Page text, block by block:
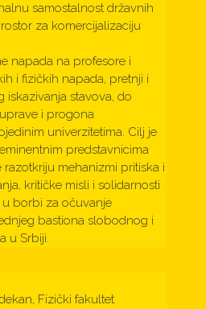
samostalnost državnih
za komercijalizaciju
napada na profesore i
i fizičkih napada, pretnji i
stavova, do
i progona
univerzitetima. Cilj je
predstavnicima
mehanizmi pritiska i
kritičke misli i solidarnosti
u borbi za očuvanje
bastiona slobodnog i
u Srbiji.
Fizički fakultet